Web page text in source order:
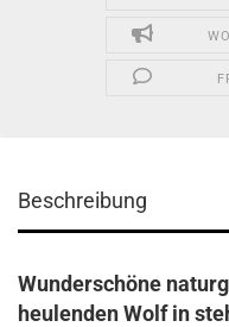
Beschreibung
Wunderschöne
heulenden Wolf in